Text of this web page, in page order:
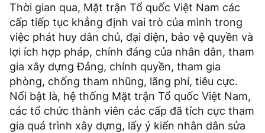
Thời gian qua, Mặt trận Tổ quốc Việt Nam các
cấp tiếp tục khẳng định vai trò của mình trong
việc phát huy dân chủ, đại diện, bảo vệ quyền và
lợi ích hợp pháp, chính đáng của nhân dân, tham
gia xây dựng Đảng, chính quyền, tham gia
phòng, chống tham nhũng, lãng phí, tiêu cực.
Nổi bật là, hệ thống Mặt trận Tổ quốc Việt Nam,
các tổ chức thành viên các cấp đã tích cực tham
gia quá trình xây dựng, lấy ý kiến nhân dân sửa